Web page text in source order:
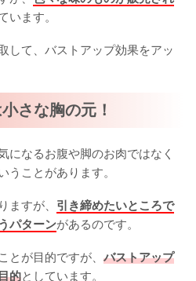
います。
して、バストアップ効果をアッ
さな胸の元！
になるお腹や脚のお肉ではなく
うことがあります。
ますが、 引き締めたいところで
パターンがあるのです。
とが目的ですが、 バストアップ
的としています。